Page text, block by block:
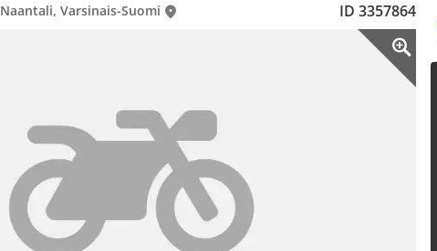
Naantali, Varsinais-Suomi ID 3357864